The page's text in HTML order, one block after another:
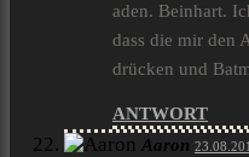
aden. Beinhart.
dass die mir den
drücken und
ANTWORT
Aaron